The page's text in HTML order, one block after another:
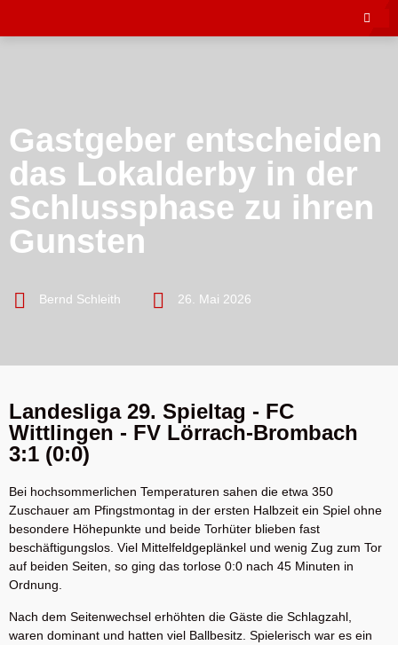
Gastgeber entscheiden
das Lokalderby in der
Schlussphase zu ihren
Gunsten
Bernd Schleith 26. Mai 2026
Landesliga 29. Spieltag - FC
Wittlingen - FV Lörrach-Brombach
3:1 (0:0)
Bei hochsommerlichen Temperaturen sahen die etwa 350
Zuschauer am Pfingstmontag in der ersten Halbzeit ein Spiel ohne
besondere Höhepunkte und beide Torhüter blieben fast
beschäftigungslos. Viel Mittelfeldgeplänkel und wenig Zug zum Tor
auf beiden Seiten, so ging das torlose 0:0 nach 45 Minuten in
Ordnung.
Nach dem Seitenwechsel erhöhten die Gäste die Schlagzahl,
waren dominant und hatten viel Ballbesitz. Spielerisch war es ein